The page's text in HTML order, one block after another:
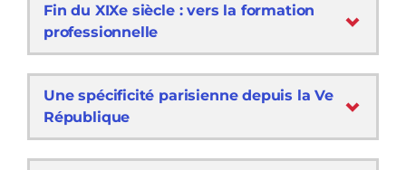
Fin du XIXe siècle : vers la formation
professionnelle
Une spécificité parisienne depuis la Ve
République